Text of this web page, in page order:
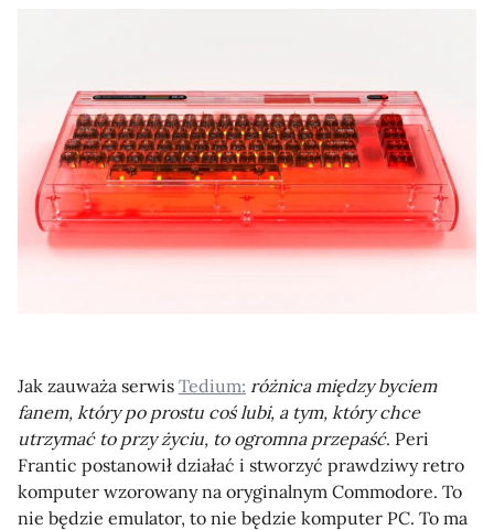
Jak zauważa serwis Tedium: różnica między byciem
fanem, który po prostu coś lubi, a tym, który chce
utrzymać to przy życiu, to ogromna przepaść. Peri
Frantic postanowił działać i stworzyć prawdziwy retro
komputer wzorowany na oryginalnym Commodore. To
nie będzie emulator, to nie będzie komputer PC. To ma